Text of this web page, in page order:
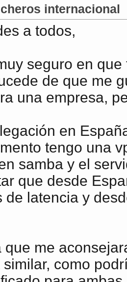
internacional
a todos,
seguro en
de que me
una empresa,
en
tengo una
samba y el
que desde
de latencia y
que me
como